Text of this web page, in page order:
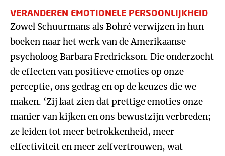
VERANDEREN EMOTIONELE PERSOONLIJKHEID
Zowel Schuurmans als Bohré verwijzen in hun
boeken naar het werk van de Amerikaanse
psycholoog Barbara Fredrickson. Die onderzocht
de effecten van positieve emoties op onze
perceptie, ons gedrag en op de keuzes die we
maken. ‘Zij laat zien dat prettige emoties onze
manier van kijken en ons bewustzijn verbreden;
ze leiden tot meer betrokkenheid, meer
effectiviteit en meer zelfvertrouwen, wat